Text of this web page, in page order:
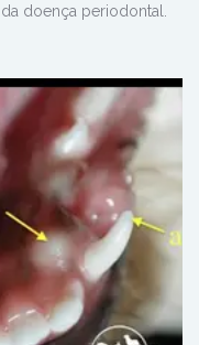
doença periodontal.